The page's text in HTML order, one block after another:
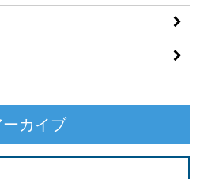
ーカイブ